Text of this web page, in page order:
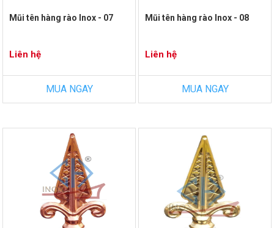
Mũi tên hàng rào Inox - 07
Liên hệ
MUA NGAY
Mũi tên hàng rào Inox - 08
Liên hệ
MUA NGAY